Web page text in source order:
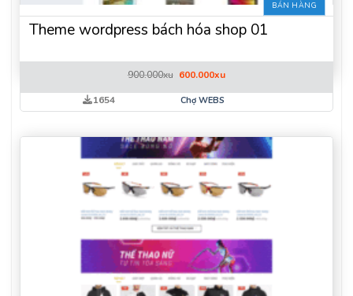
BÁN HÀNG
Theme wordpress bách hóa shop 01
900.000xu Giá
là:
900.000xu.
600.000xuGiá
tại
1654 Chợ WEBS